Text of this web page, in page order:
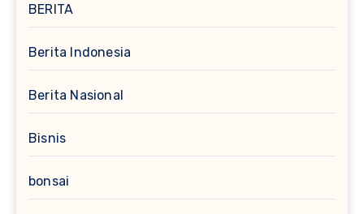
BERITA
Berita Indonesia
Berita Nasional
Bisnis
bonsai